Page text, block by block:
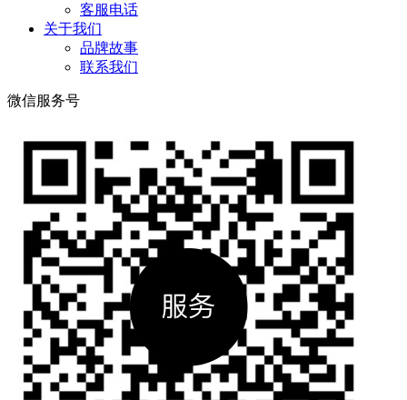
客服电话
关于我们
品牌故事
联系我们
微信服务号